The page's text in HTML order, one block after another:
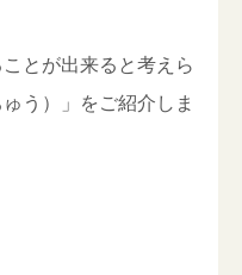
とが出来ると考えら
う）」をご紹介しま